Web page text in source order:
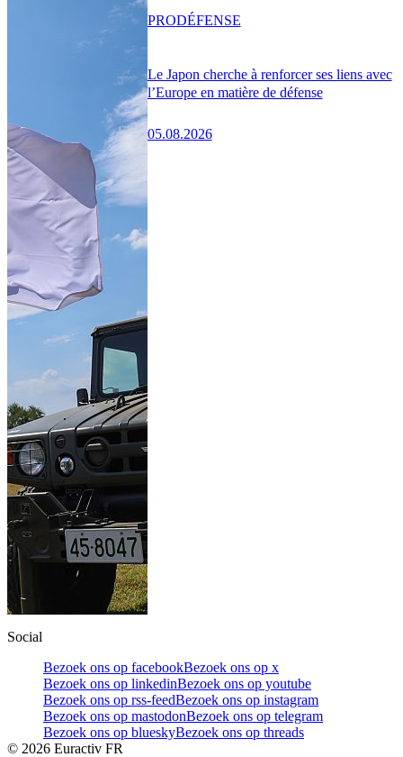
Le Japon cherche à renforcer ses liens avec
l’Europe en matière de défense
05.08.2026
PRODÉFENSE
Social
Bezoek ons op facebookBezoek ons op x
Bezoek ons op linkedinBezoek ons op youtube
Bezoek ons op rss-feedBezoek ons op instagram
Bezoek ons op mastodonBezoek ons op telegram
Bezoek ons op blueskyBezoek ons op threads
© 2026 Euractiv FR